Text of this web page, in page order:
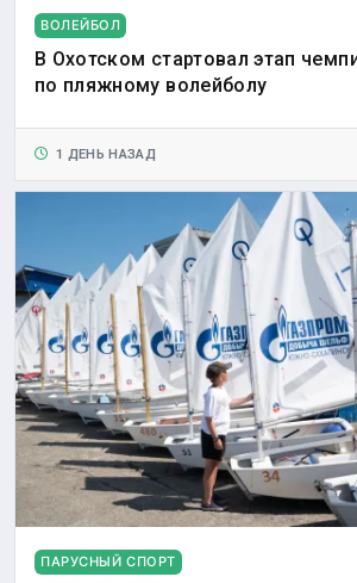
ВОЛЕЙБОЛ
В Охотском стартовал этап
по пляжному волейболу
1 ДЕНЬ НАЗАД
ПАРУСНЫЙ СПОРТ